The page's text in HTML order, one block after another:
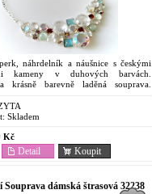
náhrdelník a náušnice s českými
kameny v duhových barvách.
krásně barevně laděná souprava.
Skladem
Kč
Koupit
Detail
Souprava dámská štrasová 32238